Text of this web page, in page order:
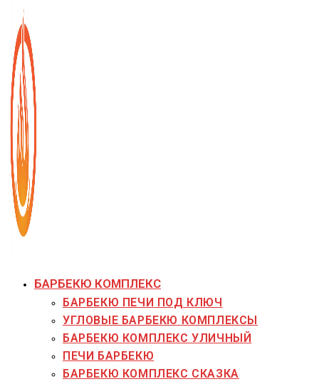
БАРБЕКЮ КОМПЛЕКС
БАРБЕКЮ ПЕЧИ ПОД КЛЮЧ
УГЛОВЫЕ БАРБЕКЮ КОМПЛЕКСЫ
БАРБЕКЮ КОМПЛЕКС УЛИЧНЫЙ
ПЕЧИ БАРБЕКЮ
БАРБЕКЮ КОМПЛЕКС СКАЗКА